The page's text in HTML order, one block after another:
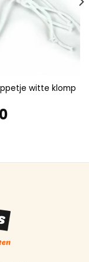
witte klomp